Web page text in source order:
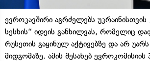
ევროკავშირი აგრძელებს უკრაინისთვის
სესხის“ იდეის განხილვას, რომელიც
რუსეთის გაყინულ აქტივებზე და არ უარს
მიდგომაზე. ამის შესახებ ევროკომისიის